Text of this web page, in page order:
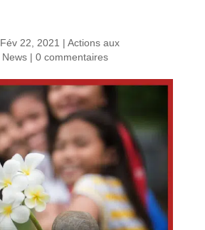
Fév 22, 2021 | Actions aux
News| 0 commentaires